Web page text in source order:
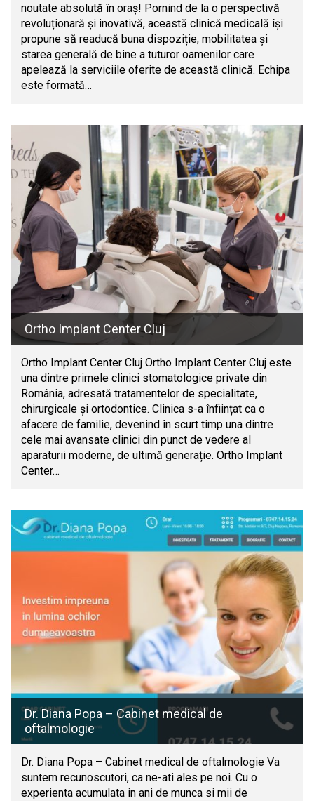
noutate absolută în oraș! Pornind de la o perspectivă
revoluționară și inovativă, această clinică medicală își
propune să readucă buna dispoziție, mobilitatea și
starea generală de bine a tuturor oamenilor care
apelează la serviciile oferite de această clinică. Echipa
este formată…
Ortho Implant Center Cluj
Ortho Implant Center Cluj Ortho Implant Center Cluj este
una dintre primele clinici stomatologice private din
România, adresată tratamentelor de specialitate,
chirurgicale și ortodontice. Clinica s-a înființat ca o
afacere de familie, devenind în scurt timp una dintre
cele mai avansate clinici din punct de vedere al
aparaturii moderne, de ultimă generație. Ortho Implant
Center…
Dr. Diana Popa – Cabinet medical de
oftalmologie
Dr. Diana Popa – Cabinet medical de oftalmologie Va
suntem recunoscutori, ca ne-ati ales pe noi. Cu o
experienta acumulata in ani de munca si mii de